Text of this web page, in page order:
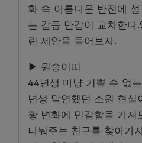
화 속 아름다운 반전에
는 감동 만감이 교차한다
린 제안을 들어보자.
▶ 원숭이띠
44년생 마냥 기쁠 수 없
년생 막연했던 소원 현실
황 변화에 민감함을 가져
나눠주는 친구를 찾아가